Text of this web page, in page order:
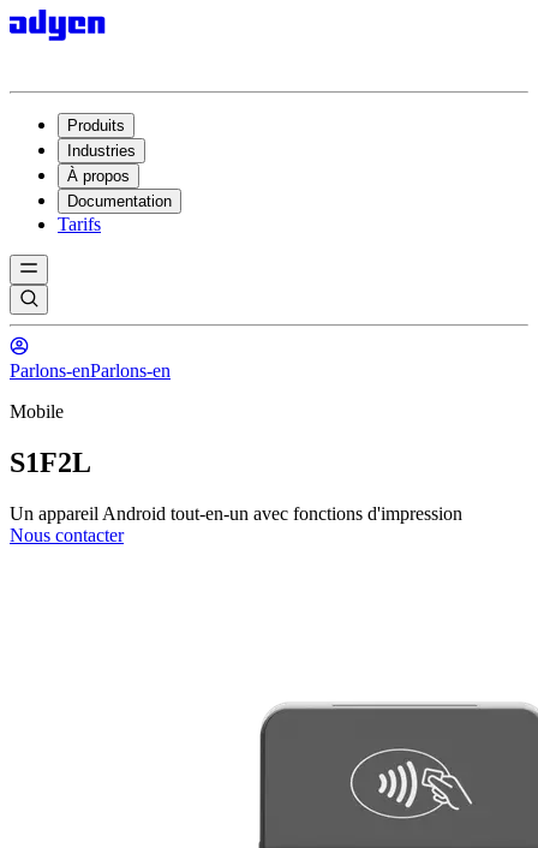
Produits
Industries
À propos
Documentation
Tarifs
Parlons-enParlons-en
Mobile
S1F2L
Un appareil Android tout-en-un avec fonctions d'impression
Nous contacter